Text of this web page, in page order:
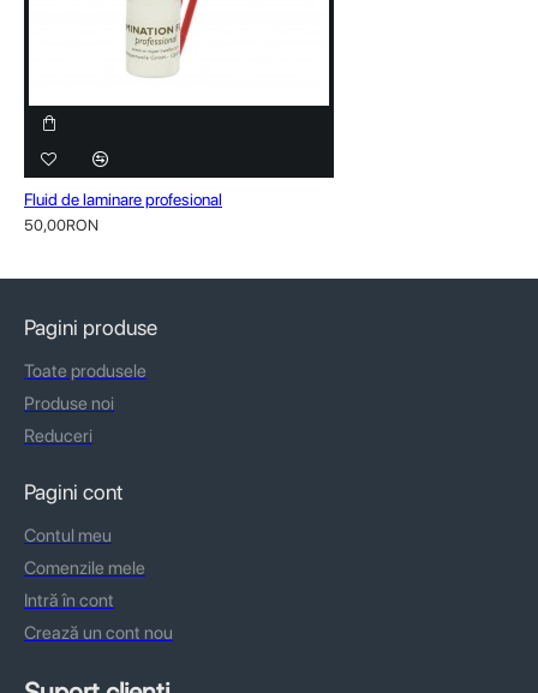
Fluid de laminare profesional
50,00RON
Pagini produse
Toate produsele
Produse noi
Reduceri
Pagini cont
Contul meu
Comenzile mele
Intră în cont
Crează un cont nou